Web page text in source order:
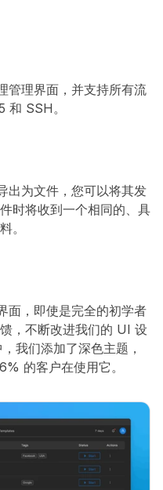
管理界面，并支持所有流
SSH。
出为文件，您可以将其发
时将收到一个相同的、具
。
面，即使是完全的初学者
，不断改进我们的 UI 设
，我们添加了深色主题，
的客户在使用它。